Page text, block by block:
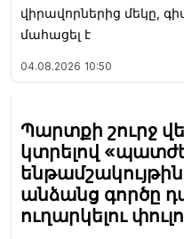
վիրավորներից մեկը,
մահացել է
04.08.2026 10:50
Պարտքի շուրջ
կտրելով
անձանց գործը
ուղարկելու